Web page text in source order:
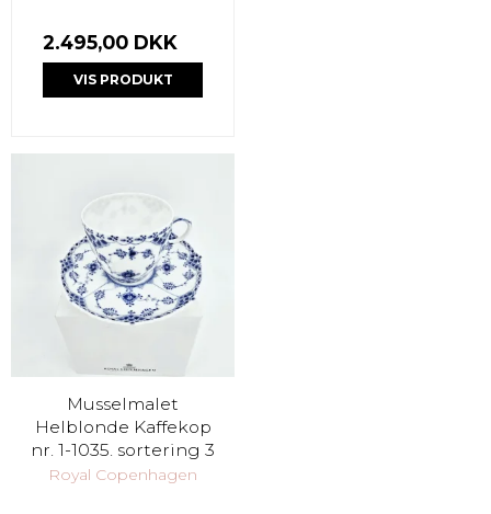
2.495,00 DKK
VIS PRODUKT
Musselmalet
Helblonde Kaffekop
nr. 1-1035. sortering 3
Royal Copenhagen